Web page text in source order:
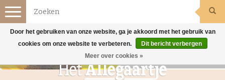
Toggle
navigation
Door het gebruiken van onze website, ga je akkoord met het gebruik van
cookies om onze website te verbeteren.
Dit bericht verbergen
Meer over cookies »